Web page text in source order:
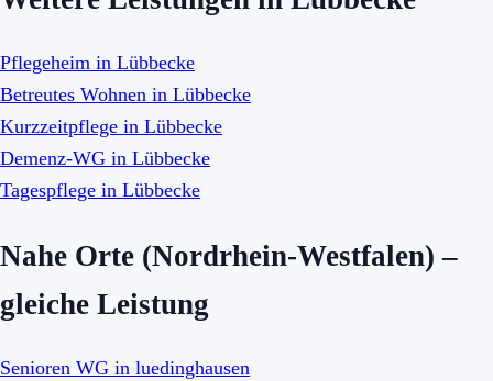
Pflegeheim in Lübbecke
Betreutes Wohnen in Lübbecke
Kurzzeitpflege in Lübbecke
Demenz-WG in Lübbecke
Tagespflege in Lübbecke
Nahe Orte (Nordrhein-Westfalen) –
gleiche Leistung
Senioren WG in luedinghausen